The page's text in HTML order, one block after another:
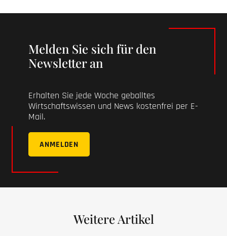
Melden Sie sich für den
Newsletter an
Erhalten Sie jede Woche geballtes
Wirtschaftswissen und News kostenfrei per E-
Mail.
ANMELDEN
Weitere Artikel